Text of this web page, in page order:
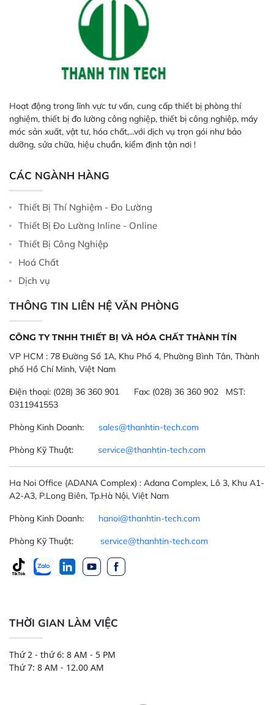
Hoạt động trong lĩnh vực tư vấn, cung cấp thiết bị phòng thí
nghiệm, thiết bị đo lường công nghiệp, thiết bị công nghiệp, máy
móc sản xuất, vật tư, hóa chất,...với dịch vụ trọn gói như bảo
dưỡng, sửa chữa, hiệu chuẩn, kiểm định tận nơi !
CÁC NGÀNH HÀNG
Thiết Bị Thí Nghiệm - Đo Lường
Thiết Bị Đo Lường Inline - Online
Thiết Bị Công Nghiệp
Hoá Chất
Dịch vụ
THÔNG TIN LIÊN HỆ VĂN PHÒNG
CÔNG TY TNHH THIẾT BỊ VÀ HÓA CHẤT THÀNH TÍN
VP HCM : 78 Đường Số 1A, Khu Phố 4, Phường Bình Tân, Thành
phố Hồ Chí Minh, Việt Nam
Điện thoại: (028) 36 360 901 Fax: (028) 36 360 902 MST:
0311941553
Phòng Kinh Doanh: sales@thanhtin-tech.com
Phòng Kỹ Thuật: service@thanhtin-tech.com
Ha Noi Office (ADANA Complex) : Adana Complex, Lô 3, Khu A1-
A2-A3, P.Long Biên, Tp.Hà Nội, Việt Nam
Phòng Kinh Doanh: hanoi@thanhtin-tech.com
Phòng Kỹ Thuật: service@thanhtin-tech.com
THỜI GIAN LÀM VIỆC
Thứ 2 - thứ 6: 8 AM - 5 PM
Thứ 7: 8 AM - 12.00 AM